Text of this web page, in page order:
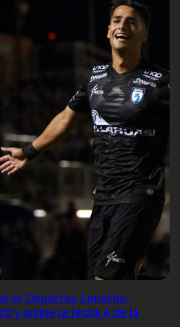
vs Deportes Limache:
y online la fecha 6 de la